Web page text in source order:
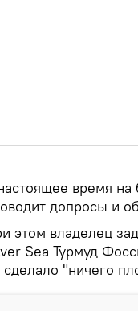
время на
допросы и
этом владелец
Sea Турмуд
сделало "ничего